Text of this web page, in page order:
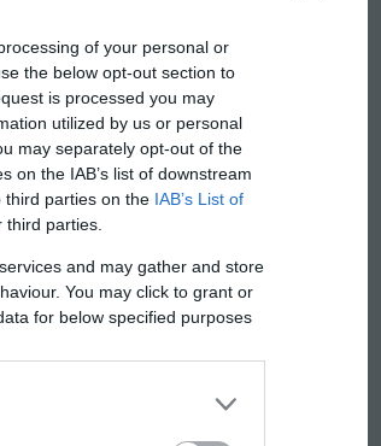
of your personal or
the below opt-out section to
is processed you may
utilized by us or personal
may separately opt-out of the
on the IAB’s list of downstream
third parties on the IAB’s List of
parties.
and may gather and store
You may click to grant or
for below specified purposes
a